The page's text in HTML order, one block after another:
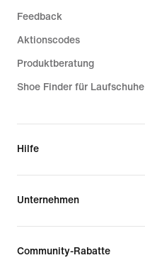
Feedback
Aktionscodes
Produktberatung
Shoe Finder für Laufschuhe
Hilfe
Unternehmen
Community-Rabatte